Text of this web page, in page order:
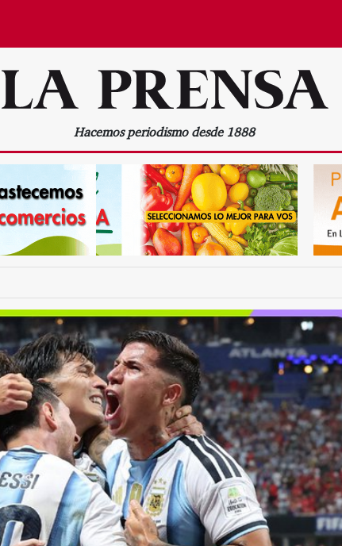
Hacemos periodismo desde 1888